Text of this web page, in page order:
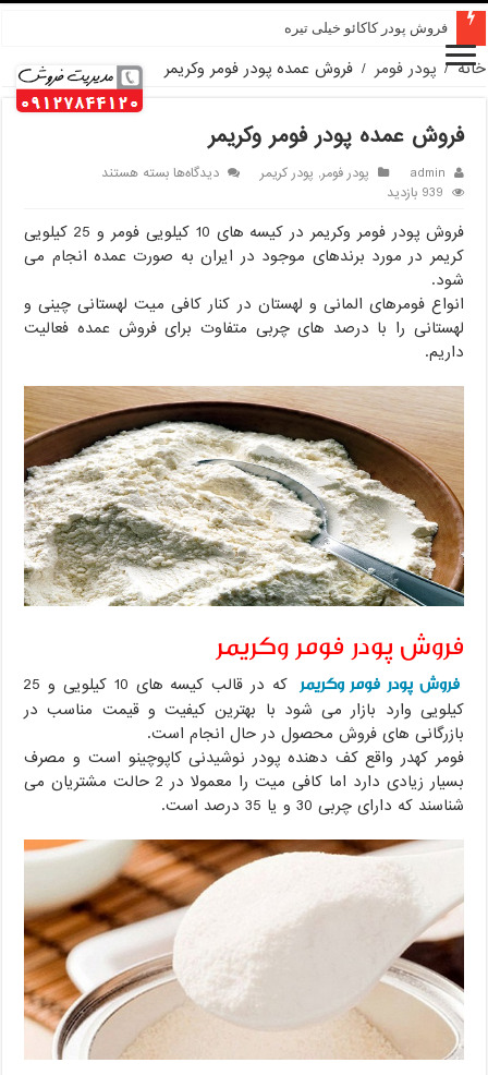
فروش پودر کاکائو خیلی تیره
قیمت پودر کاکائو کارگیل
خانه / پودر فومر / فروش عمده پودر فومر وکریمر
فروش عمده پودر فومر وکریمر
admin پودر فومر, پودر کریمر دیدگاه‌هابرای
پودر
فومر
وکریمر
بسته هستند
939 بازدید
فروش پودر فومر وکریمر در کیسه های 10 کیلویی فومر و 25 کیلویی
کریمر در مورد برندهای موجود در ایران به صورت عمده انجام می
شود.
انواع فومرهای المانی و لهستان در کنار کافی میت لهستانی چینی و
لهستانی را با درصد های چربی متفاوت برای فروش عمده فعالیت
داریم.
فروش پودر فومر وکریمر
فروش پودر فومر وکریمر
که در قالب کیسه های 10 کیلویی و 25
کیلویی وارد بازار می شود با بهترین کیفیت و قیمت مناسب در
بازرگانی های فروش محصول در حال انجام است.
فومر کهدر واقع کف دهنده پودر نوشیدنی کاپوچینو است و مصرف
بسیار زیادی دارد اما کافی میت را معمولا در 2 حالت مشتریان می
شناسند که دارای چربی 30 و یا 35 درصد است.